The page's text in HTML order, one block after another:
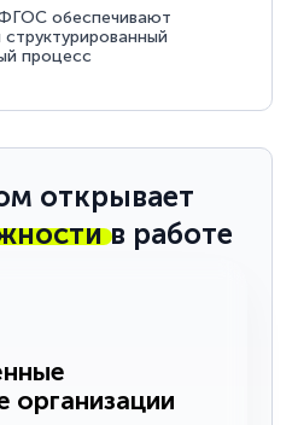
обеспечивают
процесс
открывает
в работе
организации